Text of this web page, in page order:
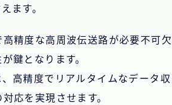
ます。
精度な高周波伝送路が必要不可欠
鍵となります。
高精度でリアルタイムなデータ収
応を実現させます。